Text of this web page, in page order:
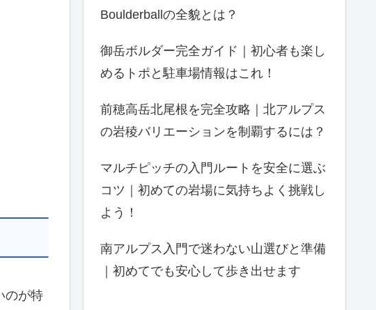
のが特
Boulderballの全貌とは？
御岳ボルダー完全ガイド｜初心者も楽し
めるトポと駐車場情報はこれ！
前穂高岳北尾根を完全攻略｜北アルプス
の岩稜バリエーションを制覇するには？
マルチピッチの入門ルートを安全に選ぶ
コツ｜初めての岩場に気持ちよく挑戦し
よう！
南アルプス入門で迷わない山選びと準備
｜初めてでも安心して歩き出せます